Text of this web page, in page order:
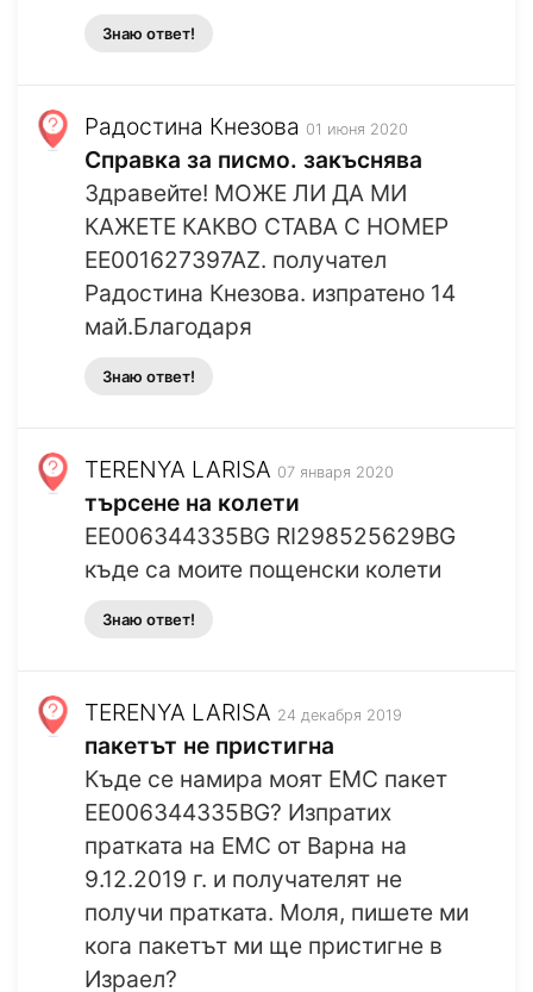
Знаю ответ!
Радостина Кнезова 01 июня 2020
Справка за писмо. закъснява
Здравейте! МОЖЕ ЛИ ДА МИ
КАЖЕТЕ КАКВО СТАВА С НОМЕР
EE001627397AZ. получател
Радостина Кнезова. изпратено 14
май.Благодаря
Знаю ответ!
TERENYA LARISA 07 января 2020
търсене на колети
EE006344335BG RI298525629BG
къде са моите пощенски колети
Знаю ответ!
TERENYA LARISA 24 декабря 2019
пакетът не пристигна
Къде се намира моят EMC пакет
EE006344335BG? Изпратих
пратката на ЕМС от Варна на
9.12.2019 г. и получателят не
получи пратката. Моля, пишете ми
кога пакетът ми ще пристигне в
Израел?